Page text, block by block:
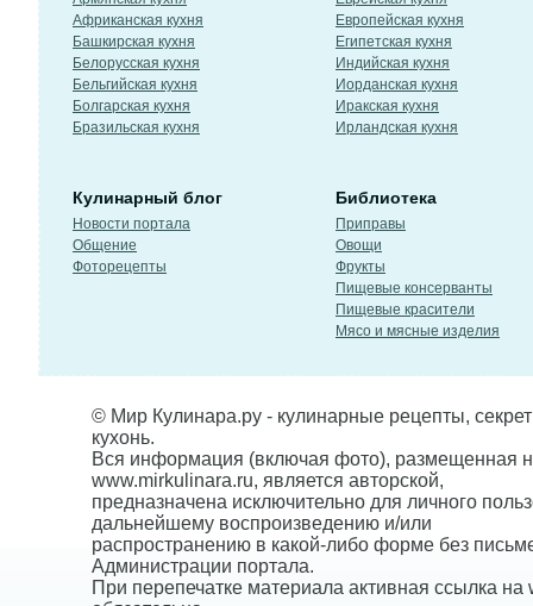
Африканская кухня
Башкирская кухня
Белорусская кухня
Бельгийская кухня
Болгарская кухня
Бразильская кухня
Европейская кухня
Египетская кухня
Индийская кухня
Иорданская кухня
Иракская кухня
Ирландская кухня
Кулинарный блог
Новости портала
Общение
Фоторецепты
Библиотека
Приправы
Овощи
Фрукты
Пищевые консерванты
Пищевые красители
Мясо и мясные изделия
© Мир Кулинара.ру - кулинарные рецепты,
кухонь.
Вся информация (включая фото), размещенная
www.mirkulinara.ru, является авторской,
предназначена исключительно для личного
дальнейшему воспроизведению и/или
распространению в какой-либо форме без
Администрации портала.
При перепечатке материала активная ссылка на